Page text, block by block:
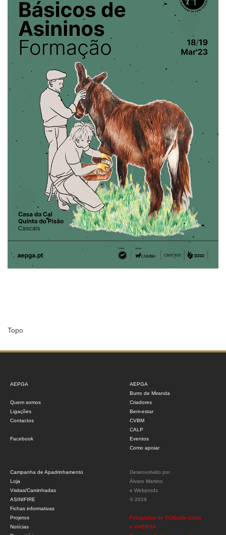
Topo
AEPGA
Quem somos
Ligações
Contactos
Facebook
AEPGA
Burro de Miranda
Criadores
Bem-estar
CVBM
CALP
Eventos
Como apoiar
Campanha de Apadrinhamento
Loja
Visitas/Caminhadas
ASINIFIRE
Fichas informativas
Projetos
Notícias
Desenvolvido por
Álvaro Martino
e Webprodz
© 2019
Fotografias de ©Cláudia Costa
e ©AEPGA.